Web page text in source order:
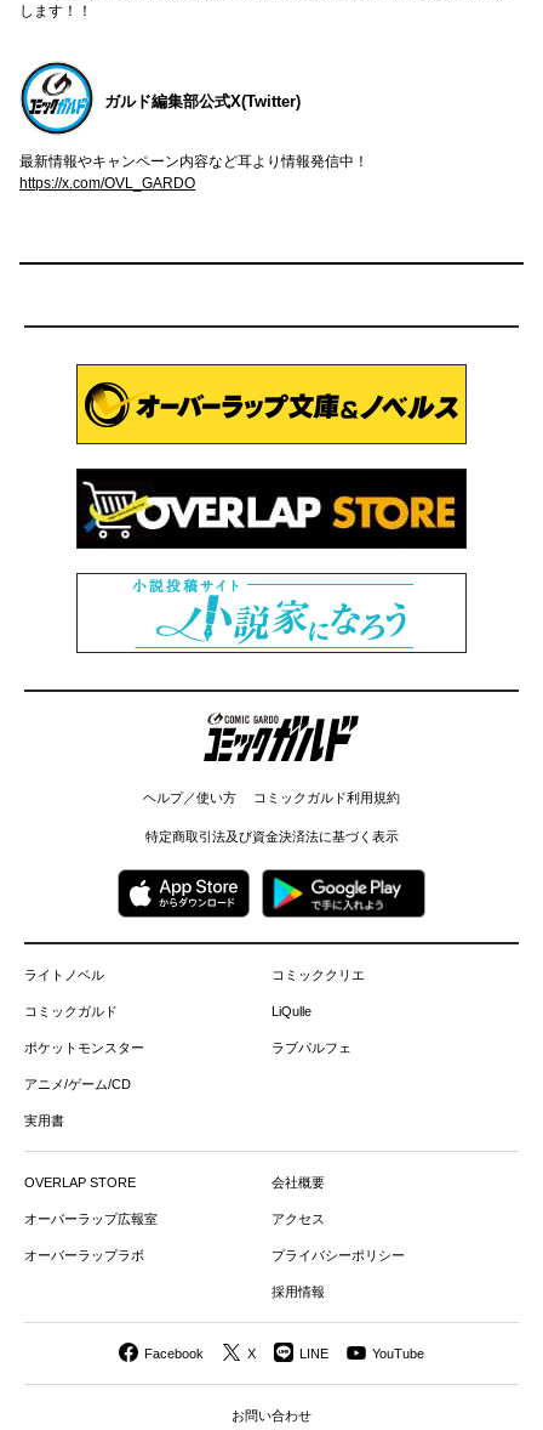
します！！
ガルド編集部公式X(Twitter)
最新情報やキャンペーン内容など耳より情報発信中！
https://x.com/OVL_GARDO
コミックガルド
ヘルプ／使い方 コミックガルド利用規約
特定商取引法及び資金決済法に基づく表示
ライトノベル
コミックガルド
ポケットモンスター
アニメ/ゲーム/CD
実用書
コミッククリエ
LiQulle
ラブパルフェ
OVERLAP STORE
オーバーラップ広報室
オーバーラップラボ
会社概要
アクセス
プライバシーポリシー
採用情報
Facebook X LINE YouTube
お問い合わせ